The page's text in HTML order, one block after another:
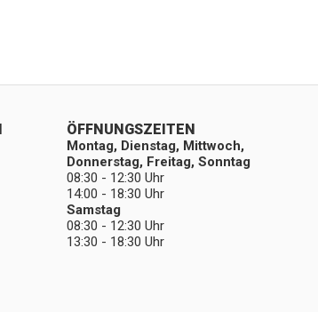
ÖFFNUNGSZEITEN
Montag, Dienstag, Mittwoch,
Donnerstag, Freitag, Sonntag
08:30 - 12:30 Uhr
14:00 - 18:30 Uhr
Samstag
08:30 - 12:30 Uhr
13:30 - 18:30 Uhr